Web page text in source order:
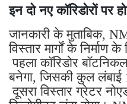
इन दो नए कॉरिडोरों पर
जानकारी के मुताबिक,
विस्तार मार्गों के
पहला कॉरिडोर
बनेगा, जिसकी कुल लंबाई
दूसरा विस्तार ग्रेटर